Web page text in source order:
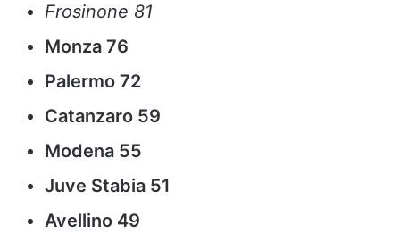
Frosinone 81
Monza 76
Palermo 72
Catanzaro 59
Modena 55
Juve Stabia 51
Avellino 49